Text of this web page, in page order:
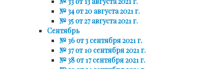
№ 34 от 20 августа 2021 г.
№ 35 от 27 августа 2021 г.
Сентябрь
№ 36 от 3 сентября 2021 г.
№ 37 от 10 сентября 2021 г.
№ 38 от 17 сентября 2021 г.